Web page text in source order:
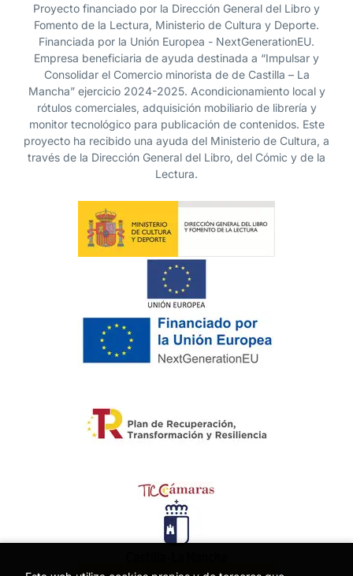
Proyecto financiado por la Dirección General del Libro y
Fomento de la Lectura, Ministerio de Cultura y Deporte.
Financiada por la Unión Europea - NextGenerationEU.
Empresa beneficiaria de ayuda destinada a “Impulsar y
Consolidar el Comercio minorista de de Castilla – La
Mancha” ejercicio 2024-2025. Acondicionamiento local y
rótulos comerciales, adquisición mobiliario de librería y
monitor tecnológico para publicación de contenidos. Este
proyecto ha recibido una ayuda del Ministerio de Cultura, a
través de la Dirección General del Libro, del Cómic y de la
Lectura.